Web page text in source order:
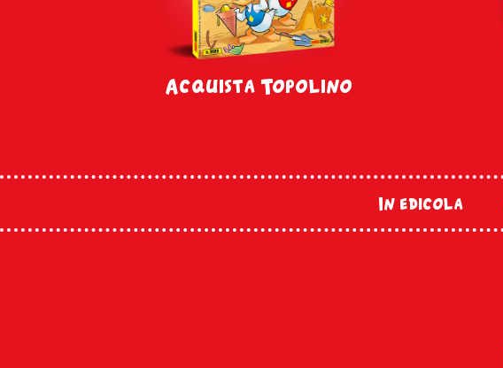
Acquista Topolino
In edicola